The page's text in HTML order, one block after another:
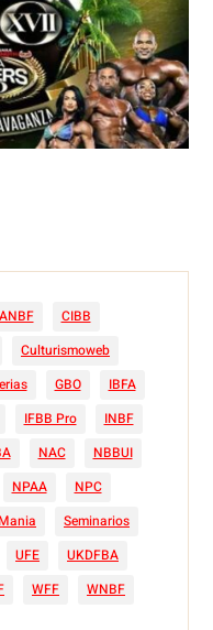
ANBF
CIBB
Culturismoweb
GBO
IBFA
IFBB Pro
INBF
NAC
NBBUI
NPAA
NPC
Seminarios
UFE
UKDFBA
WFF WNBF